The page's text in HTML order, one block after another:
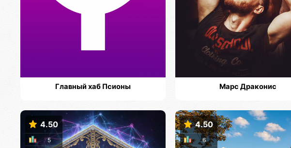
Главный хаб Псионы Марс Драконис
4.50
5
4.50
6